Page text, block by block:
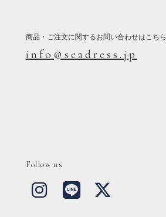
商品・ご注文に関するお問い合わせはこちら
info@seadress.jp
Follow us